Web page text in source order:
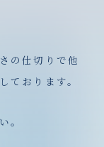
の仕切りで他
ております。
。